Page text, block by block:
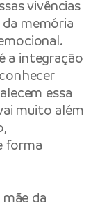
vivências
memória
a integração
essa
muito além
forma
da